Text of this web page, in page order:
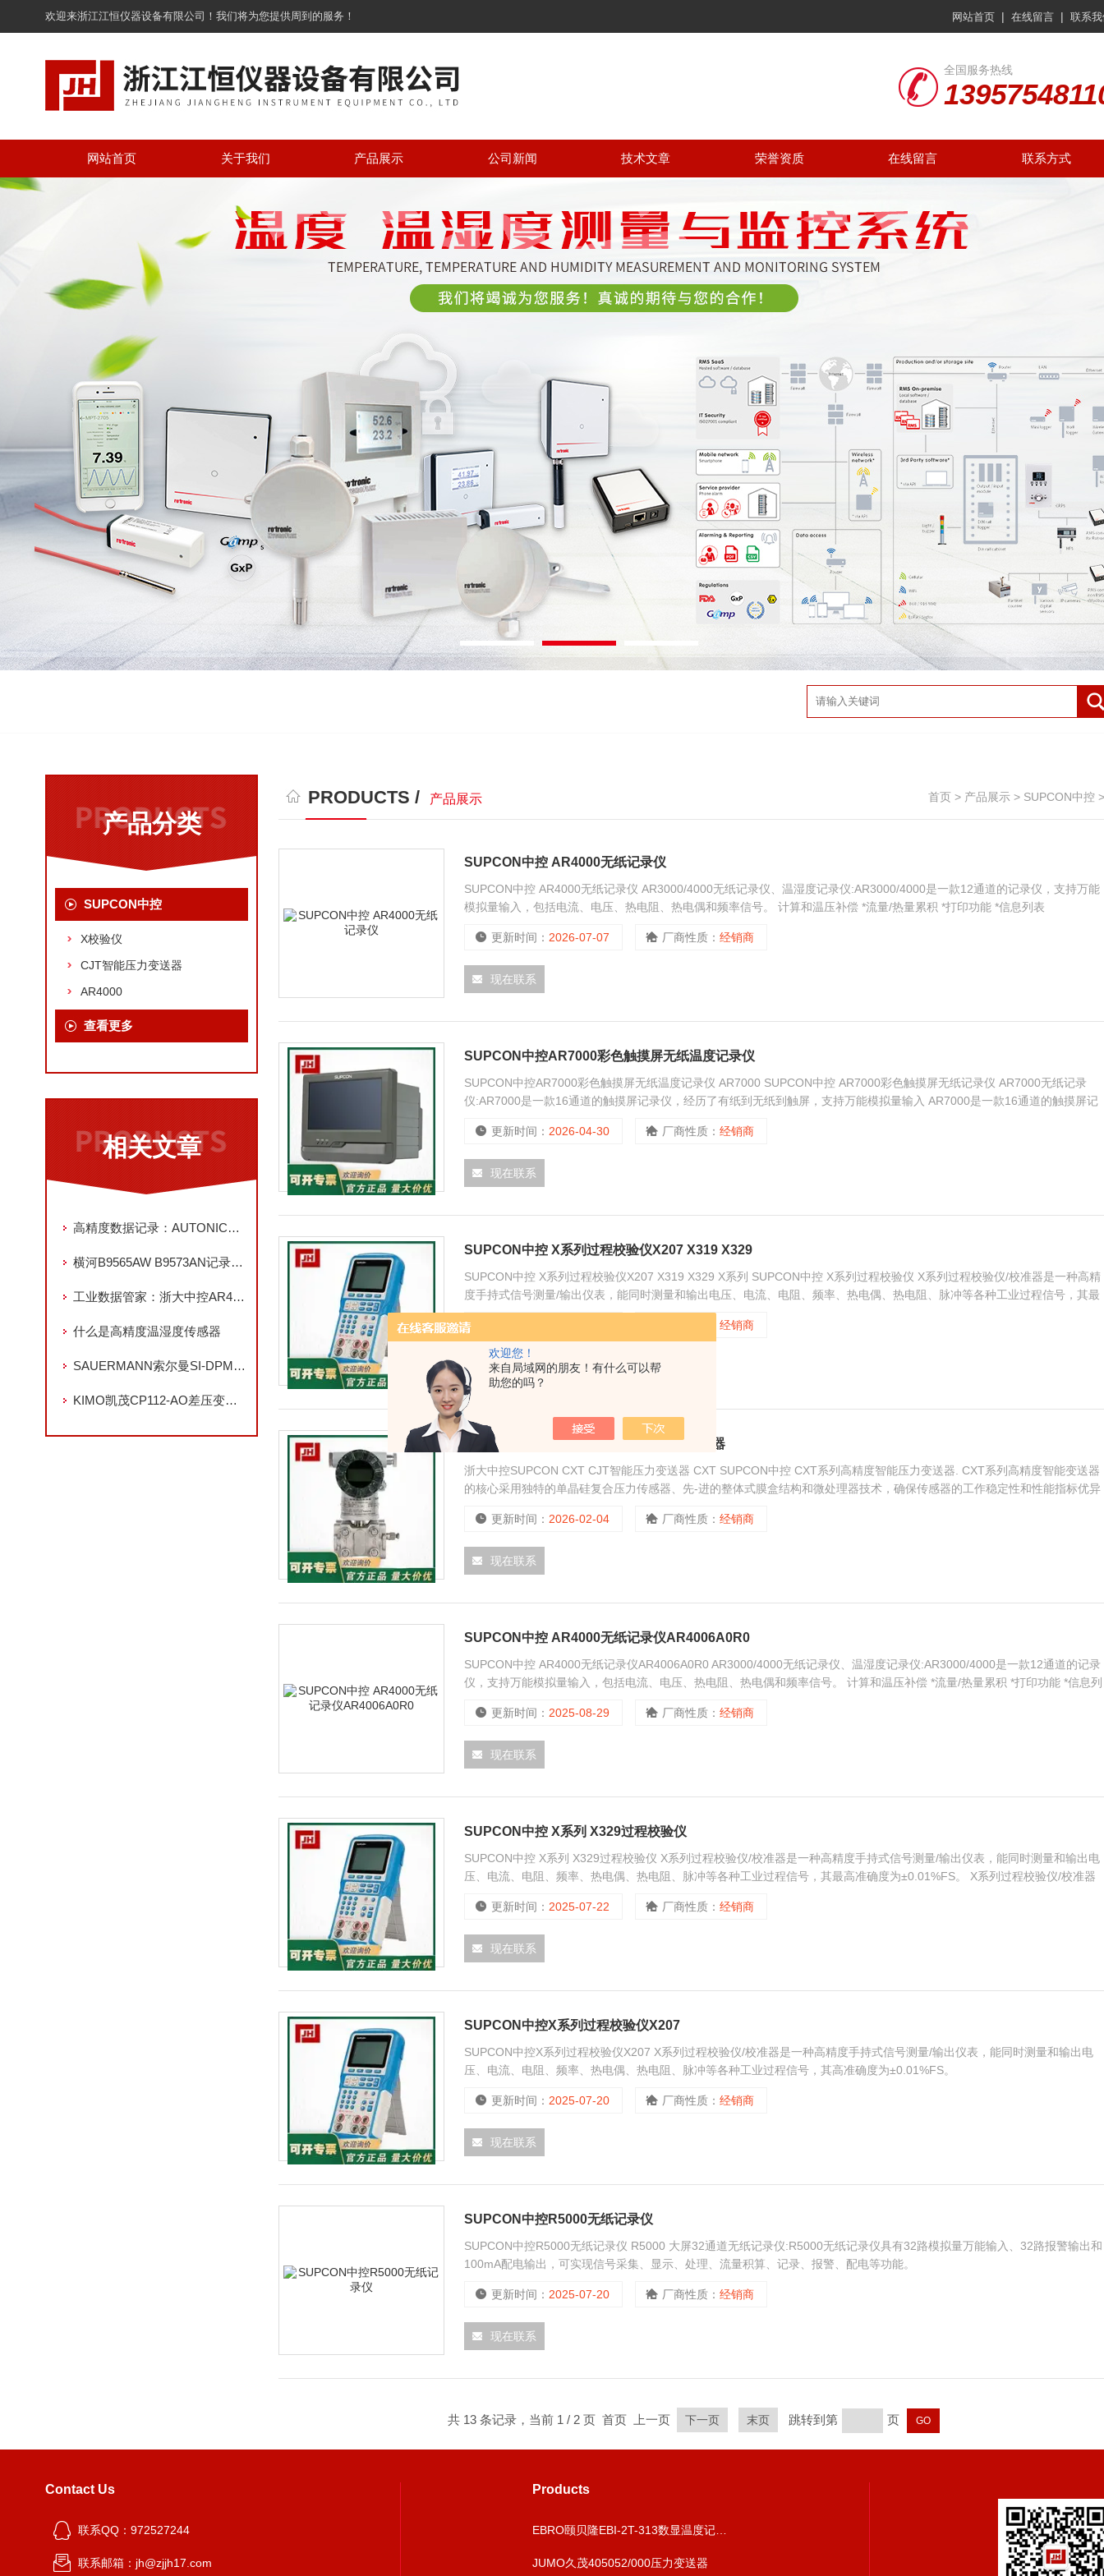
欢迎您！
来自局域网的朋友！有什么可以帮
助您的吗？
欢迎来浙江江恒仪器设备有限公司！我们将为您提供周到的服务！ 网站首页 | 在线留言 | 联系
全国服务热线
网站首页 关于我们 产品展示 公司新闻 技术文章 荣誉资质 在线留言 联系方式
产品分类
SUPCON中控
X校验仪
CJT智能压力变送器
AR4000
查看更多
相关文章
高精度数据记录：AUTONICS D33006B-66X-01 6 色打印头（适配 KRN100）
横河B9565AW B9573AN记录纸库存充足
工业数据管家：浙大中控AR4000无纸记录仪技术解析
什么是高精度温湿度传感器
SAUERMANN索尔曼SI-DPMS机械式差压开关详解
KIMO凯茂CP112-AO差压变送器：精准压差监测核心，工业场景稳定运行保障
PRODUCTS / 产品展示 首页 > 产品展示 > SUPCON中控 >
SUPCON中控 AR4000无纸记录仪
SUPCON中控 AR4000无纸记录仪 AR3000/4000无纸记录仪、温湿度记录仪:AR3000/4000是一款12通道的记录仪，支持万能
模拟量输入，包括电流、电压、热电阻、热电偶和频率信号。 计算和温压补偿 *流量/热量累积 *打印功能 *信息列表
更新时间： 2026-07-07 厂商性质： 经销商
现在联系
SUPCON中控AR7000彩色触摸屏无纸温度记录仪
SUPCON中控AR7000彩色触摸屏无纸温度记录仪 AR7000 SUPCON中控 AR7000彩色触摸屏无纸记录仪 AR7000无纸记录
仪:AR7000是一款16通道的触摸屏记录仪，经历了有纸到无纸到触屏，支持万能模拟量输入 AR7000是一款16通道的触摸屏记
输出 更新时间： 2026-04-30 厂商性质： 经销商
现在联系
SUPCON中控 X系列过程校验仪X207 X319 X329
SUPCON中控 X系列过程校验仪X207 X319 X329 X系列 SUPCON中控 X系列过程校验仪 X系列过程校验仪/校准器是一种高精
度手持式信号测量/输出仪表，能同时测量和输出电压、电流、电阻、频率、热电偶、热电阻、脉冲等各种工业过程信号，其最
高准确度为±0.01%FS。 X系列过程校验仪/校准器能代替电流信号源、电压信号源、电阻箱、电子电位差计、频率计等测量校
准仪器
经销商
现在联系
浙大中控SUPCON CXT CJT智能压力变送器
浙大中控SUPCON CXT CJT智能压力变送器 CXT SUPCON中控 CXT系列高精度智能压力变送器. CXT系列高精度智能变送器
的核心采用独特的单晶硅复合压力传感器、先-进的整体式膜盒结构和微处理器技术，确保传感器的工作稳定性和性能指标优异
工况下稳定可靠的运行。
更新时间： 2026-02-04 厂商性质： 经销商
现在联系
SUPCON中控 AR4000无纸记录仪AR4006A0R0
SUPCON中控 AR4000无纸记录仪AR4006A0R0 AR3000/4000无纸记录仪、温湿度记录仪:AR3000/4000是一款12通道的记录
仪，支持万能模拟量输入，包括电流、电压、热电阻、热电偶和频率信号。 计算和温压补偿 *流量/热量累积 *打印功能 *信息列
更新时间： 2025-08-29 厂商性质： 经销商
现在联系
SUPCON中控 X系列 X329过程校验仪
SUPCON中控 X系列 X329过程校验仪 X系列过程校验仪/校准器是一种高精度手持式信号测量/输出仪表，能同时测量和输出电
压、电流、电阻、频率、热电偶、热电阻、脉冲等各种工业过程信号，其最高准确度为±0.01%FS。 X系列过程校验仪/校准器
更新时间： 2025-07-22 厂商性质： 经销商
现在联系
SUPCON中控X系列过程校验仪X207
SUPCON中控X系列过程校验仪X207 X系列过程校验仪/校准器是一种高精度手持式信号测量/输出仪表，能同时测量和输出电
压、电流、电阻、频率、热电偶、热电阻、脉冲等各种工业过程信号，其高准确度为±0.01%FS。
更新时间： 2025-07-20 厂商性质： 经销商
现在联系
SUPCON中控R5000无纸记录仪
SUPCON中控R5000无纸记录仪 R5000 大屏32通道无纸记录仪:R5000无纸记录仪具有32路模拟量万能输入、32路报警输出和
100mA配电输出，可实现信号采集、显示、处理、流量积算、记录、报警、配电等功能。
更新时间： 2025-07-20 厂商性质： 经销商
现在联系
共 13 条记录，当前 1 / 2 页 首页 上一页 下一页 末页 跳转到第 页
Contact Us
联系QQ：972527244
联系邮箱：jh@zjjh17.com
Products
JUMO久茂405052/000压力变送器